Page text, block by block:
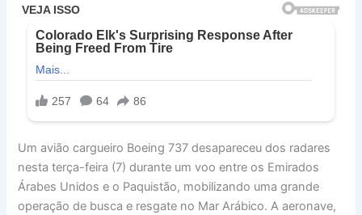
Um avião cargueiro Boeing 737 desapareceu dos radares
nesta terça-feira (7) durante um voo entre os Emirados
Árabes Unidos e o Paquistão, mobilizando uma grande
operação de busca e resgate no Mar Arábico. A aeronave,